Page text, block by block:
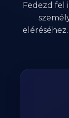
Fedezd fel